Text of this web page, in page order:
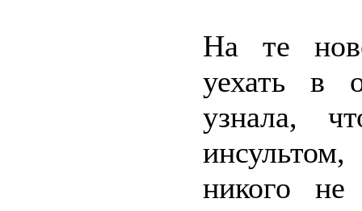
На те
уехать в
узнала,
никого